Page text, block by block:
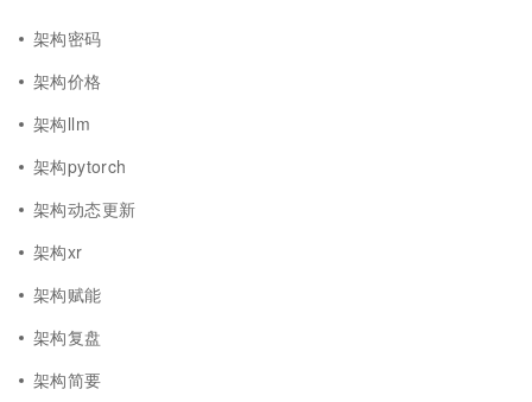
架构密码
架构价格
架构llm
架构pytorch
架构动态更新
架构xr
架构赋能
架构复盘
架构简要